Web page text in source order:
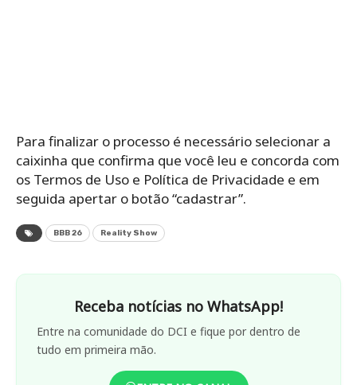
Para finalizar o processo é necessário selecionar a
caixinha que confirma que você leu e concorda com
os Termos de Uso e Política de Privacidade e em
seguida apertar o botão “cadastrar”.
BBB 26 Reality Show
Receba notícias no WhatsApp!
Entre na comunidade do DCI e fique por dentro de
tudo em primeira mão.